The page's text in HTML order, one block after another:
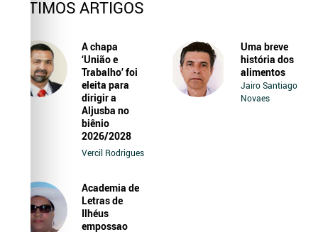
ÚLTIMOS ARTIGOS
A chapa
‘União e
Trabalho’ foi
eleita para
dirigir a
Aljusba no
biênio
2026/2028
Vercil Rodrigues
Uma breve
história dos
alimentos
Jairo Santiago
Novaes
Academia de
Letras de
Ilhéus
empossao